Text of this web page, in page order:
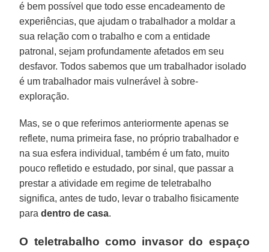
é bem possível que todo esse encadeamento de
experiências, que ajudam o trabalhador a moldar a
sua relação com o trabalho e com a entidade
patronal, sejam profundamente afetados em seu
desfavor. Todos sabemos que um trabalhador isolado
é um trabalhador mais vulnerável à sobre-
exploração.
Mas, se o que referimos anteriormente apenas se
reflete, numa primeira fase, no próprio trabalhador e
na sua esfera individual, também é um fato, muito
pouco refletido e estudado, por sinal, que passar a
prestar a atividade em regime de teletrabalho
significa, antes de tudo, levar o trabalho fisicamente
paradentro de casa.
O teletrabalho como invasor do espaço